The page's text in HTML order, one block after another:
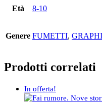
Età 8-10
Genere FUMETTI,
Prodotti correlati
In offerta!